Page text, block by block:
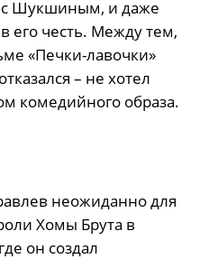
Шукшиным, и даже
его честь. Между тем,
«Печки-лавочки»
– не хотел
комедийного образа.
неожиданно для
Хомы Брута в
он создал